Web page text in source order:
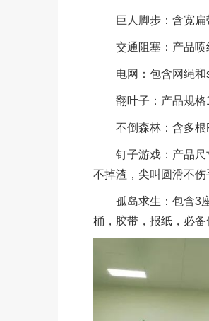
巨人脚步：含宽扁带
交通阻塞：产品喷绘
电网：包含网绳和
翻叶子：产品规格
不倒森林：含多根
钉子游戏：产品尺寸
不掉渣，尖叫圆滑不伤
孤岛求生：包含3座
桶，胶带，报纸，必